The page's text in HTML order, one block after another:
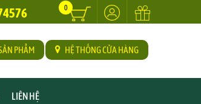
0
PHẨM HỆ THỐNG CỬA HÀNG
LIÊN HỆ